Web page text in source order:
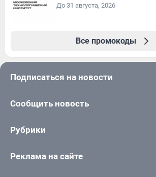
До 31 августа, 2026
Все промокоды
Подписаться на новости
Сообщить новость
Рубрики
Реклама на сайте